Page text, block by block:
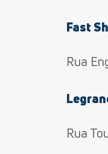
Fast
Rua
Rua